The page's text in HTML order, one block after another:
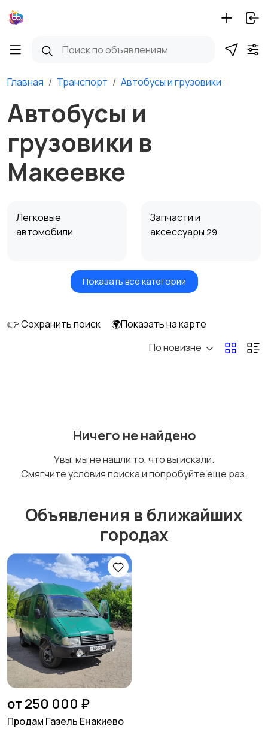
Главная Транспорт Автобусы и грузовики
Автобусы и
грузовики в
Макеевке
Легковые
автомобили
Запчасти и
аксессуары 29
Водный транспорт Автобусы и грузовики
Спецтехника
колесах
транспорт
Показать все категории
👉 Сохранить поиск
🌍Показать на карте
По новизне
Ничего не найдено
Увы, мы не нашли то, что вы искали.
Смягчите условия поиска и попробуйте еще раз.
Объявления в ближайших
городах
от 250 000 ₽
Продам Газель Енакиево